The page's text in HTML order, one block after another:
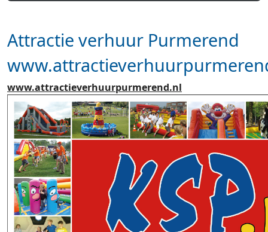
Attractie verhuur Purmerend
www.attractieverhuurpurmerend.nl